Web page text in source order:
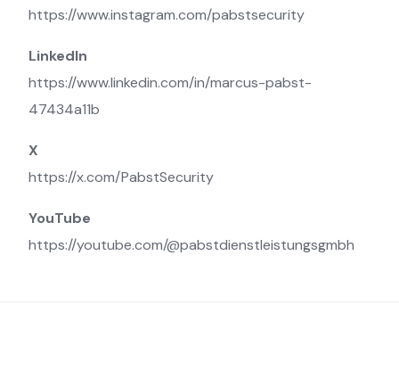
https://www.instagram.com/pabstsecurity
LinkedIn
https://www.linkedin.com/in/marcus-pabst-
47434a11b
X
https://x.com/PabstSecurity
YouTube
https://youtube.com/@pabstdienstleistungsgmbh